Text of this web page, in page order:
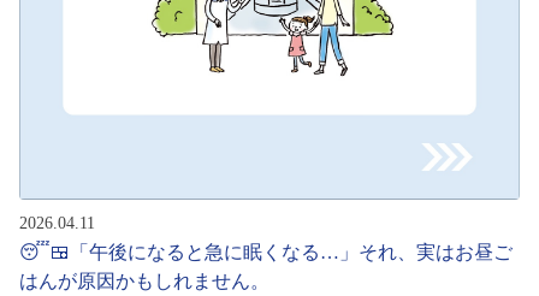
2026.04.11
😴🍱「午後になると急に眠くなる…」それ、実はお昼ご
はんが原因かもしれません。